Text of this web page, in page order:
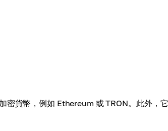
貨幣，例如 Ethereum 或 TRON。此外，它